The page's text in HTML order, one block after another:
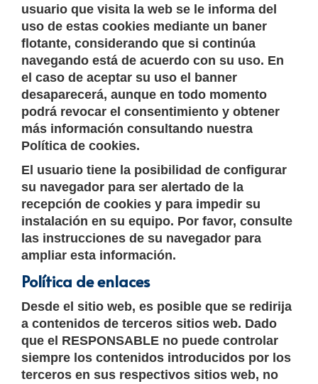
usuario que visita la web se le informa del
uso de estas cookies mediante un baner
flotante, considerando que si continúa
navegando está de acuerdo con su uso. En
el caso de aceptar su uso el banner
desaparecerá, aunque en todo momento
podrá revocar el consentimiento y obtener
más información consultando nuestra
Política de cookies.
El usuario tiene la posibilidad de configurar
su navegador para ser alertado de la
recepción de cookies y para impedir su
instalación en su equipo. Por favor, consulte
las instrucciones de su navegador para
ampliar esta información.
Política de enlaces
Desde el sitio web, es posible que se redirija
a contenidos de terceros sitios web. Dado
que el RESPONSABLE no puede controlar
siempre los contenidos introducidos por los
terceros en sus respectivos sitios web, no